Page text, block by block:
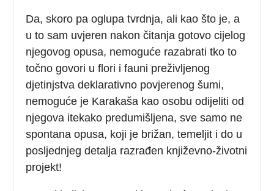
Da, skoro pa oglupa tvrdnja, ali kao što je, a
u to sam uvjeren nakon čitanja gotovo cijelog
njegovog opusa, nemoguće razabrati tko to
točno govori u flori i fauni preživljenog
djetinjstva deklarativno povjerenog šumi,
nemoguće je Karakaša kao osobu odijeliti od
njegova itekako predumišljena, sve samo ne
spontana opusa, koji je brižan, temeljit i do u
posljednjeg detalja razrađen književno-životni
projekt!